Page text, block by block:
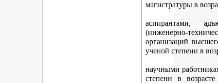
магистратуры в
аспирантами,
(инженерно-
организаций
ученой степени в
научными
степени в